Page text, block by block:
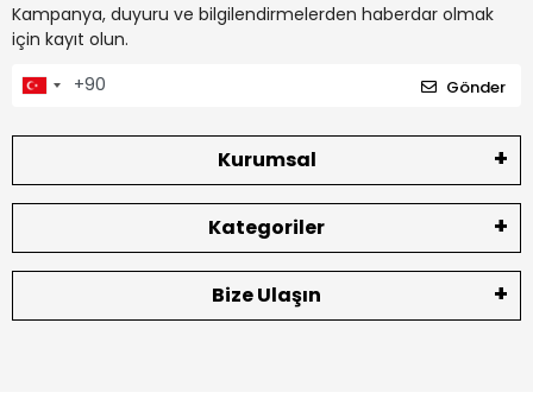
Kampanya, duyuru ve bilgilendirmelerden haberdar olmak
için kayıt olun.
Gönder
Kurumsal
Kategoriler
Bize Ulaşın